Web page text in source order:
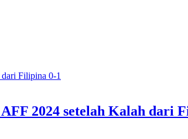
2024 setelah Kalah dari